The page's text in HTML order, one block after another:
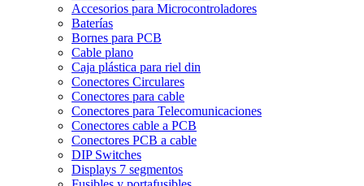
Accesorios para Microcontroladores
Baterías
Bornes para PCB
Cable plano
Caja plástica para riel din
Conectores Circulares
Conectores para cable
Conectores para Telecomunicaciones
Conectores cable a PCB
Conectores PCB a cable
DIP Switches
Displays 7 segmentos